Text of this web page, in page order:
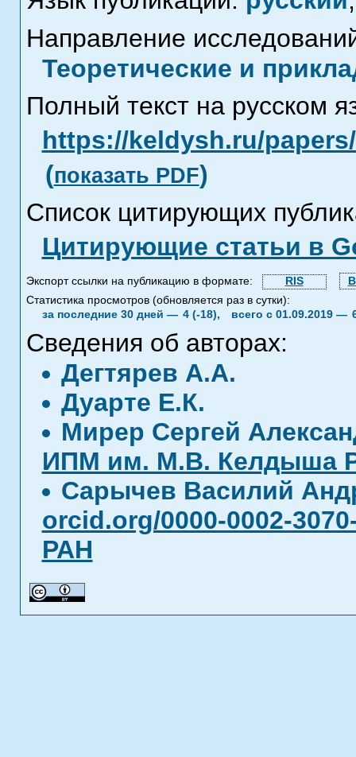
Направление
Теоретические и
Полный текст на русском
https://keldysh.ru/
(показать PDF)
Список цитирующих
Цитирующие статьи в
Экспорт ссылки на публикацию в формате: RIS
Статистика просмотров (обновляется раз в сутки):
за последние 30 дней — 4 (-18), всего с 01.09.2019 —
Сведения об авторах:
Дегтярев А.А.
Дуарте Е.К.
Мирер Сергей
ИПМ им. М.В. Келдыша
Сарычев Василий
orcid.org/0000-0002-
РАН